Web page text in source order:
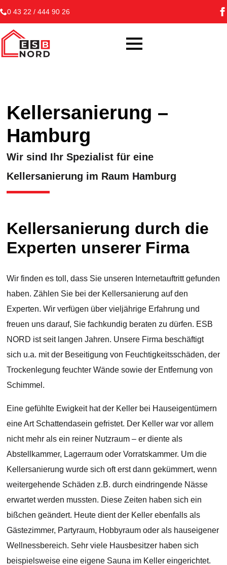
0 43 22 / 444 90 26
Kellersanierung –
Hamburg
Wir sind Ihr Spezialist für eine
Kellersanierung im Raum Hamburg
Kellersanierung durch die
Experten unserer Firma
Wir finden es toll, dass Sie unseren Internetauftritt gefunden
haben. Zählen Sie bei der Kellersanierung auf den
Experten. Wir verfügen über vieljährige Erfahrung und
freuen uns darauf, Sie fachkundig beraten zu dürfen. ESB
NORD ist seit langen Jahren. Unsere Firma beschäftigt
sich u.a. mit der Beseitigung von Feuchtigkeitsschäden, der
Trockenlegung feuchter Wände sowie der Entfernung von
Schimmel.
Eine gefühlte Ewigkeit hat der Keller bei Hauseigentümern
eine Art Schattendasein gefristet. Der Keller war vor allem
nicht mehr als ein reiner Nutzraum – er diente als
Abstellkammer, Lagerraum oder Vorratskammer. Um die
Kellersanierung wurde sich oft erst dann gekümmert, wenn
weitergehende Schäden z.B. durch eindringende Nässe
erwartet werden mussten. Diese Zeiten haben sich ein
bißchen geändert. Heute dient der Keller ebenfalls als
Gästezimmer, Partyraum, Hobbyraum oder als hauseigener
Wellnessbereich. Sehr viele Hausbesitzer haben sich
beispielsweise eine eigene Sauna im Keller eingerichtet.